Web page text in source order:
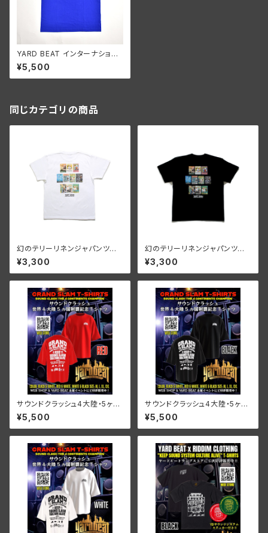
YARD BEAT インターナショナ
ル LOGO T-SHIRT [Blue]
¥5,500
同じカテゴリの商品
幻のテリーリネンジャパンツア
ーTシャツ - WHITE
¥3,300
幻のテリーリネンジャパンツア
ーTシャツ - BLACK
¥3,300
サウンドクラッシュ4大陸・5ヶ国
制覇記念GRAND SLAM Tシャ
ツ - RED
¥5,500
サウンドクラッシュ4大陸・5ヶ国
制覇記念GRAND SLAM Tシャ
ツ -BLACK
¥5,500